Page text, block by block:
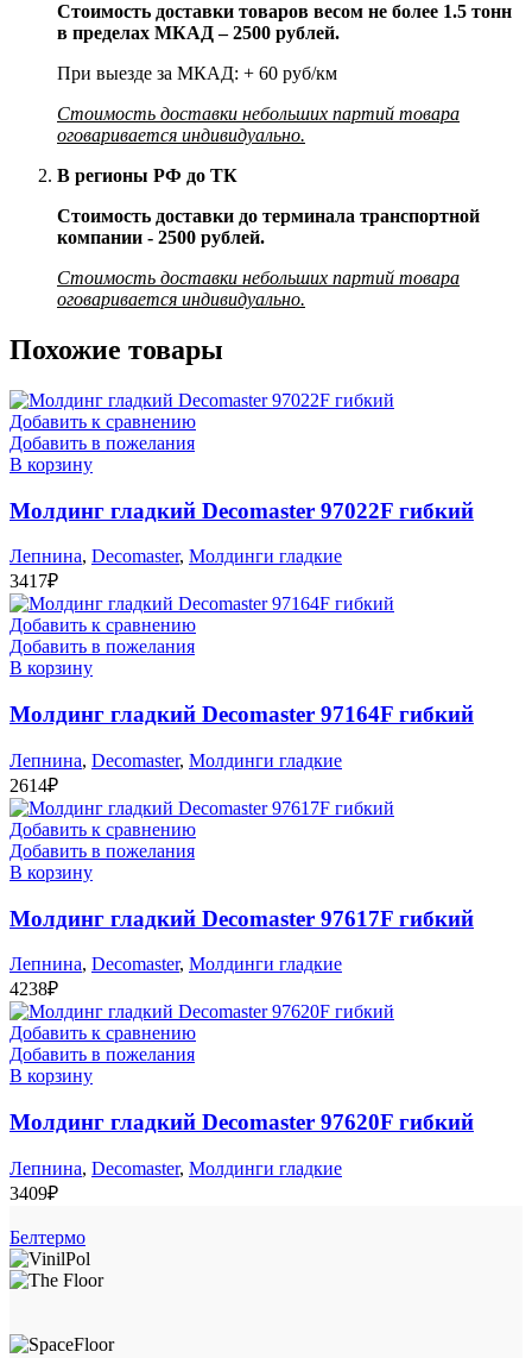
Стоимость доставки товаров весом не более 1.5 тонн
в пределах МКАД – 2500 рублей.
При выезде за МКАД: + 60 руб/км
Стоимость доставки небольших партий товара
оговаривается индивидуально.
В регионы РФ до ТК
Стоимость доставки до терминала транспортной
компании - 2500 рублей.
Стоимость доставки небольших партий товара
оговаривается индивидуально.
Похожие товары
Добавить к сравнению
Добавить в пожелания
В корзину
Молдинг гладкий Decomaster 97022F гибкий
Лепнина, Decomaster, Молдинги гладкие
3417₽
Добавить к сравнению
Добавить в пожелания
В корзину
Молдинг гладкий Decomaster 97164F гибкий
Лепнина, Decomaster, Молдинги гладкие
2614₽
Добавить к сравнению
Добавить в пожелания
В корзину
Молдинг гладкий Decomaster 97617F гибкий
Лепнина, Decomaster, Молдинги гладкие
4238₽
Добавить к сравнению
Добавить в пожелания
В корзину
Молдинг гладкий Decomaster 97620F гибкий
Лепнина, Decomaster, Молдинги гладкие
3409₽
Белтермо